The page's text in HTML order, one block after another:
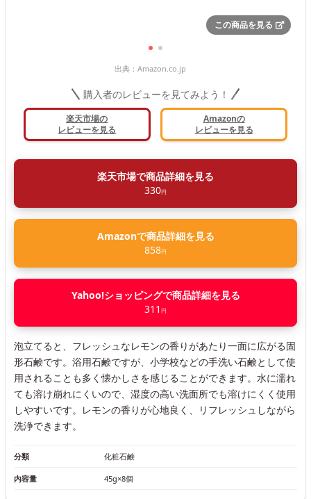
この商品を見る
出典： Amazon.co.jp
購入者のレビューを見てみよう！
楽天市場の
レビューを見る
Amazonの
レビューを見る
楽天市場で商品詳細を見る
330円
Amazonで商品詳細を見る
858円
Yahoo!ショッピングで商品詳細を見る
311 円
泡立てると、フレッシュなレモンの香りがあたり一面に広がる固
形石鹸です。浴用石鹸ですが、小学校などの手洗い石鹸として使
用されることも多く懐かしさを感じることができます。水に濡れ
ても溶け崩れにくいので、湿度の高い洗面所でも溶けにくく使用
しやすいです。レモンの香りが心地良く、リフレッシュしながら
洗浄できます。
分類 化粧石鹸
内容量 45g×8個